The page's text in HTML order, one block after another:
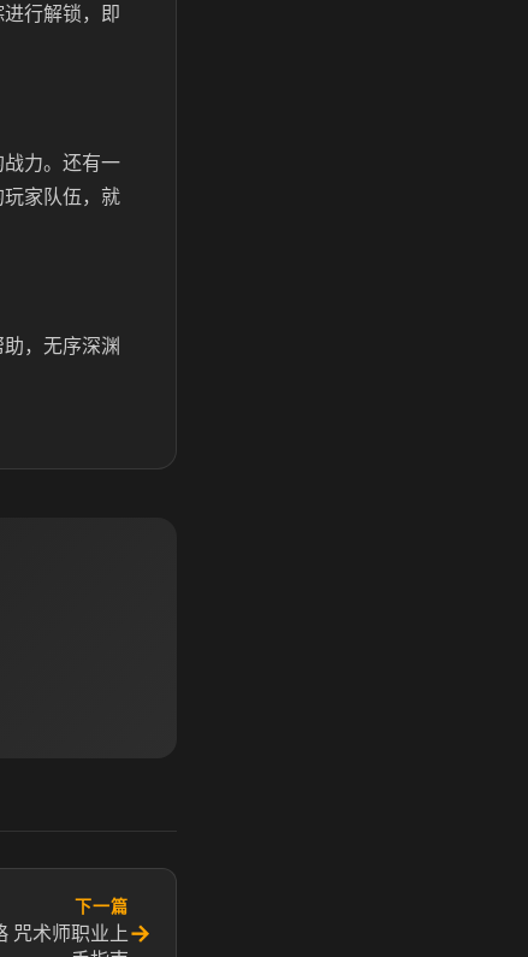
行解锁，即
力。还有一
家队伍，就
，无序深渊
下一篇
咒术师职业上→